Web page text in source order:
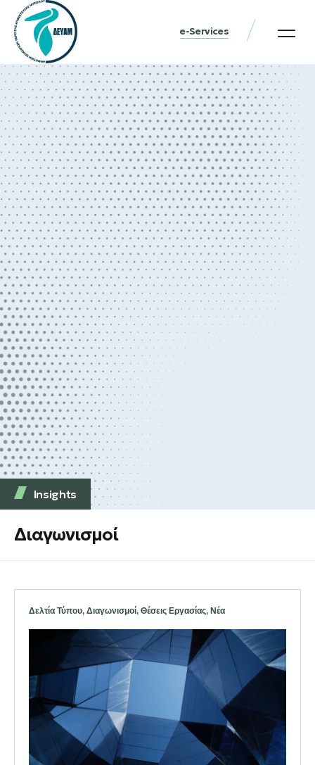
e-Services
Insights
Διαγωνισμοί
Δελτία Τύπου, Διαγωνισμοί, Θέσεις Εργασίας, Νέα